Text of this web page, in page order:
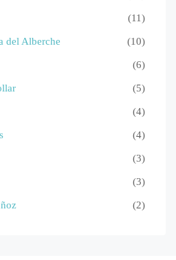
(11)
del Alberche (10)
(6)
(5)
(4)
(4)
(3)
(3)
(2)